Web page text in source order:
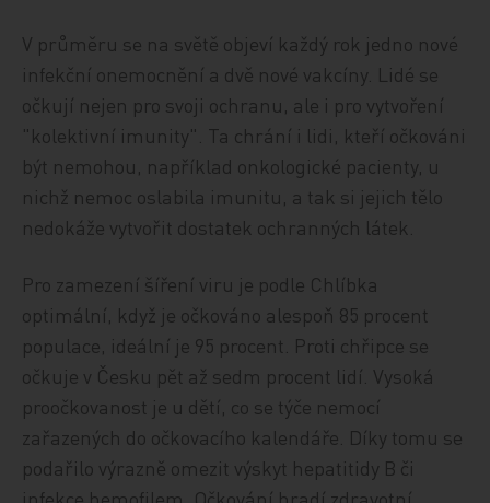
V průměru se na světě objeví každý rok jedno nové
infekční onemocnění a dvě nové vakcíny. Lidé se
očkují nejen pro svoji ochranu, ale i pro vytvoření
"kolektivní imunity". Ta chrání i lidi, kteří očkováni
být nemohou, například onkologické pacienty, u
nichž nemoc oslabila imunitu, a tak si jejich tělo
nedokáže vytvořit dostatek ochranných látek.
Pro zamezení šíření viru je podle Chlíbka
optimální, když je očkováno alespoň 85 procent
populace, ideální je 95 procent. Proti chřipce se
očkuje v Česku pět až sedm procent lidí. Vysoká
proočkovanost je u dětí, co se týče nemocí
zařazených do očkovacího kalendáře. Díky tomu se
podařilo výrazně omezit výskyt hepatitidy B či